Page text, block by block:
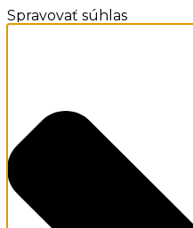
Spravovať súhlas